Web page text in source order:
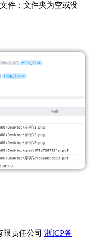
件；文件夹为空或没
限责任公司 浙ICP备